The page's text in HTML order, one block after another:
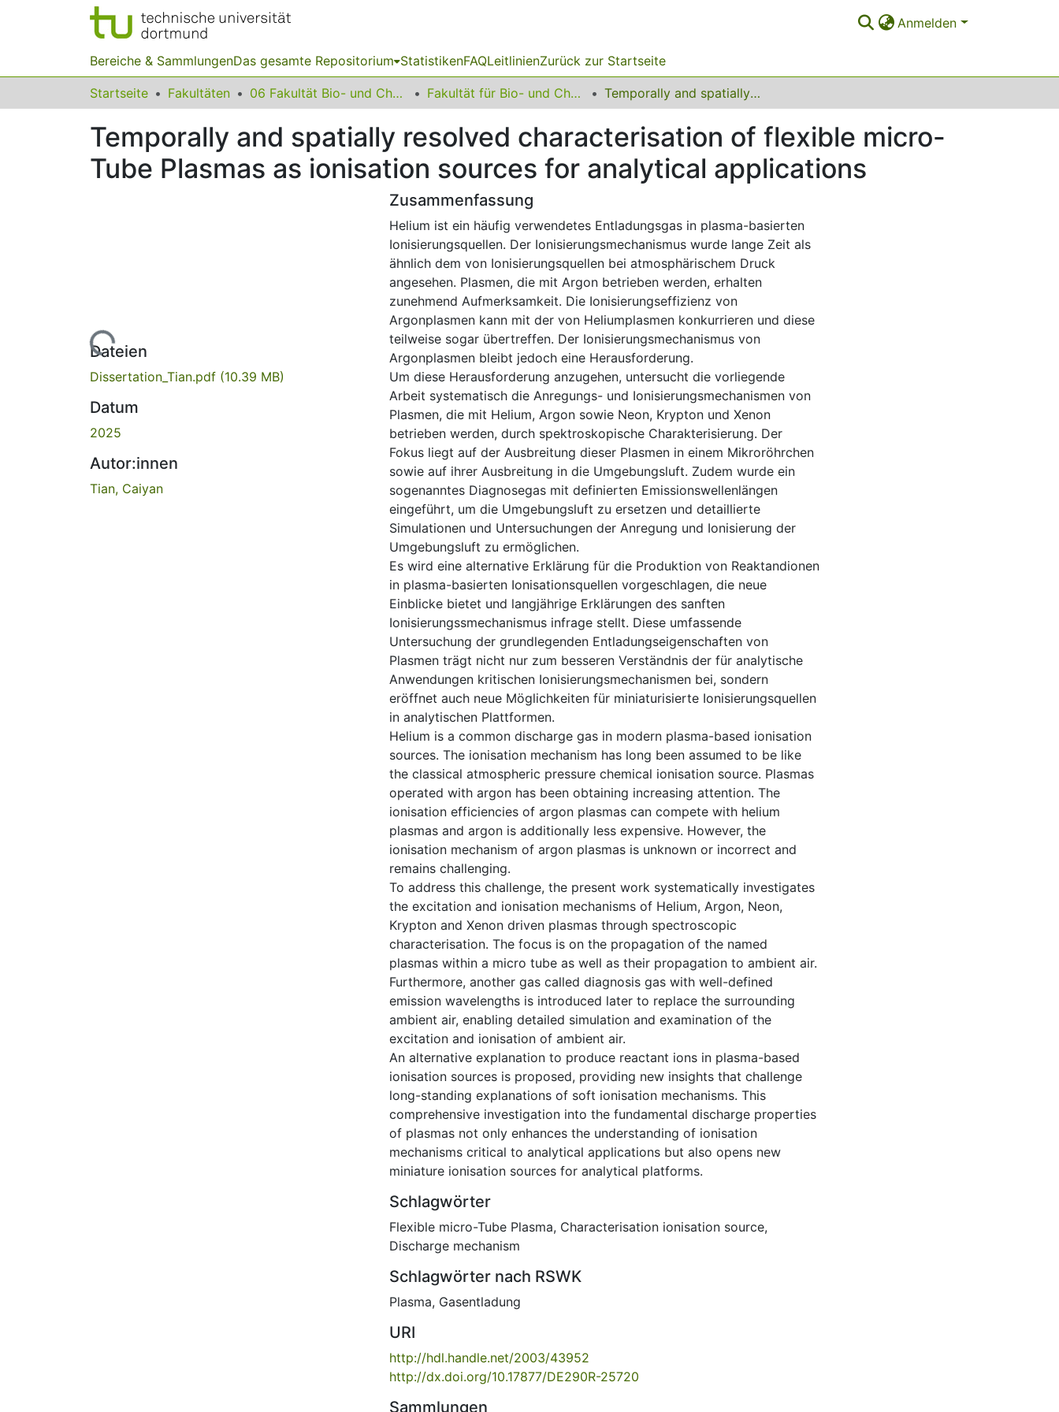
Anmelden
Bereiche & SammlungenDas gesamte Repositorium StatistikenFAQLeitlinienZurück zur Startseite
Startseite Fakultäten 06 Fakultät Bio- und Chemieingenieurwesen Fakultät für Bio- und Chemieingenieurwesen Temporally and spatially resolved characterisation of flexible micro-Tube Plasmas as ionisation sources for analytical applications
Temporally and spatially resolved characterisation of flexible micro-
Tube Plasmas as ionisation sources for analytical applications
Lade...
Dateien
Dissertation_Tian.pdf (10.39 MB)
Datum
2025
Autor:innen
Tian, Caiyan
Zusammenfassung
Helium ist ein häufig verwendetes Entladungsgas in plasma-basierten
Ionisierungsquellen. Der Ionisierungsmechanismus wurde lange Zeit als
ähnlich dem von Ionisierungsquellen bei atmosphärischem Druck
angesehen. Plasmen, die mit Argon betrieben werden, erhalten
zunehmend Aufmerksamkeit. Die Ionisierungseffizienz von
Argonplasmen kann mit der von Heliumplasmen konkurrieren und diese
teilweise sogar übertreffen. Der Ionisierungsmechanismus von
Argonplasmen bleibt jedoch eine Herausforderung.
Um diese Herausforderung anzugehen, untersucht die vorliegende
Arbeit systematisch die Anregungs- und Ionisierungsmechanismen von
Plasmen, die mit Helium, Argon sowie Neon, Krypton und Xenon
betrieben werden, durch spektroskopische Charakterisierung. Der
Fokus liegt auf der Ausbreitung dieser Plasmen in einem Mikroröhrchen
sowie auf ihrer Ausbreitung in die Umgebungsluft. Zudem wurde ein
sogenanntes Diagnosegas mit definierten Emissionswellenlängen
eingeführt, um die Umgebungsluft zu ersetzen und detaillierte
Simulationen und Untersuchungen der Anregung und Ionisierung der
Umgebungsluft zu ermöglichen.
Es wird eine alternative Erklärung für die Produktion von Reaktandionen
in plasma-basierten Ionisationsquellen vorgeschlagen, die neue
Einblicke bietet und langjährige Erklärungen des sanften
Ionisierungssmechanismus infrage stellt. Diese umfassende
Untersuchung der grundlegenden Entladungseigenschaften von
Plasmen trägt nicht nur zum besseren Verständnis der für analytische
Anwendungen kritischen Ionisierungsmechanismen bei, sondern
eröffnet auch neue Möglichkeiten für miniaturisierte Ionisierungsquellen
in analytischen Plattformen.
Helium is a common discharge gas in modern plasma-based ionisation
sources. The ionisation mechanism has long been assumed to be like
the classical atmospheric pressure chemical ionisation source. Plasmas
operated with argon has been obtaining increasing attention. The
ionisation efficiencies of argon plasmas can compete with helium
plasmas and argon is additionally less expensive. However, the
ionisation mechanism of argon plasmas is unknown or incorrect and
remains challenging.
To address this challenge, the present work systematically investigates
the excitation and ionisation mechanisms of Helium, Argon, Neon,
Krypton and Xenon driven plasmas through spectroscopic
characterisation. The focus is on the propagation of the named
plasmas within a micro tube as well as their propagation to ambient air.
Furthermore, another gas called diagnosis gas with well-defined
emission wavelengths is introduced later to replace the surrounding
ambient air, enabling detailed simulation and examination of the
excitation and ionisation of ambient air.
An alternative explanation to produce reactant ions in plasma-based
ionisation sources is proposed, providing new insights that challenge
long-standing explanations of soft ionisation mechanisms. This
comprehensive investigation into the fundamental discharge properties
of plasmas not only enhances the understanding of ionisation
mechanisms critical to analytical applications but also opens new
miniature ionisation sources for analytical platforms.
Schlagwörter
Flexible micro-Tube Plasma, Characterisation ionisation source,
Discharge mechanism
Schlagwörter nach RSWK
Plasma, Gasentladung
URI
http://hdl.handle.net/2003/43952
http://dx.doi.org/10.17877/DE290R-25720
Sammlungen